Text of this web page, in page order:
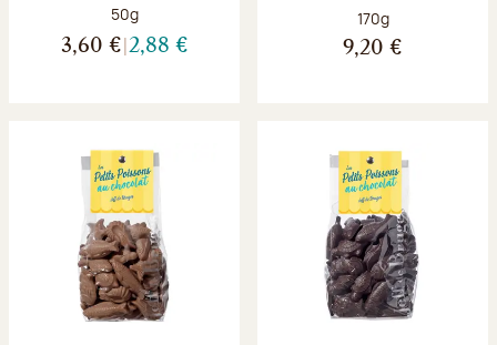
Poids net :
50g
3,60 € 2,88 €
Poids net :
170g
9,20 €